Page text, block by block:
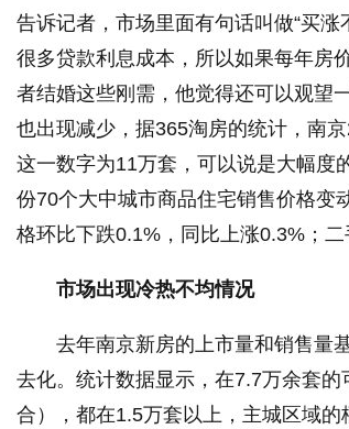
告诉记者，市场里面有句话叫做“买
很多贷款利息成本，所以如果每年房
者结婚这些刚需，他觉得还可以观望
也出现减少，据365淘房的统计，南
这一数字为11万套，可以说是大幅度
份70个大中城市商品住宅销售价格变
格环比下跌0.1%，同比上涨0.3%；
市场出现冷热不均情况
去年南京新房的上市量和销售量
去化。统计数据显示，在7.7万余套
合），都在1.5万套以上，主城区域